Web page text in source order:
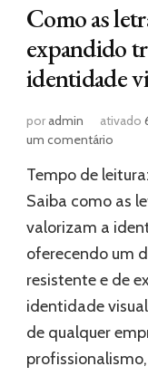
Como as
expandido
identidade
poradmin ativado
um comentárioem
as
letras
PVC
a
visual
sua
Tempo de leitura:
Saiba como as
valorizam a
oferecendo um
resistente e de
identidade
de qualquer